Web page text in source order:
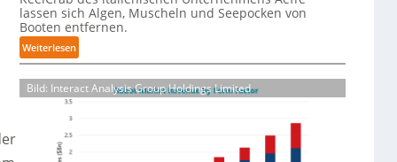
f
ü
r
K
r
g
e
r
g
r
e
r
o
z
y
l
lassen sich Algen, Muscheln und Seepocken von
Booten entfernen.
Weiterlesen:
S
c
h
Bild: Interact Analysis Group Holdings Limited